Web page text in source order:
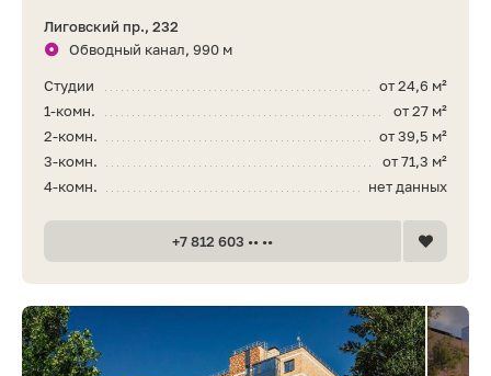
Лиговский пр., 232
Обводный канал, 990 м
от 24,6 м²
Студии
от 27 м²
1-комн.
от 39,5 м²
2-комн.
от 71,3 м²
3-комн.
нет данных
4-комн.
+7 812 603 •• ••